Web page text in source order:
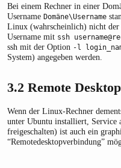
Bei einem Rechner in einer
Username Domäne\Username
Linux (wahrscheinlich) nicht
Username mit ssh
ssh mit der Option -l
System) angegeben werden.
3.2 Remote Desktop
Wenn der Linux-Rechner
unter Ubuntu installiert,
freigeschalten) ist auch ein
“Remotedesktopverbindung”